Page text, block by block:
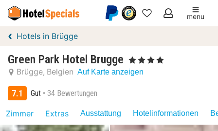
Meine
menu
Hotels in Brügge
Green Park Hotel Brugge , 4 Sterne
Brügge Belgien Auf Karte anzeigen
7.1 Gut 34 Bewertungen
Zimmer Extras Ausstattung Hotelinformationen